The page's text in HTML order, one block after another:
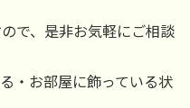
で、是非お気軽にご相談
・お部屋に飾っている状